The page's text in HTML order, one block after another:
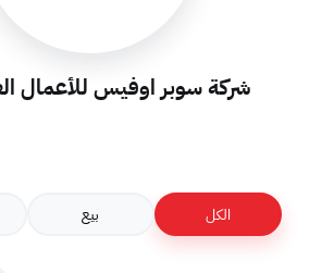
شركة سوبر اوفيس للأعمال
الكل بيع